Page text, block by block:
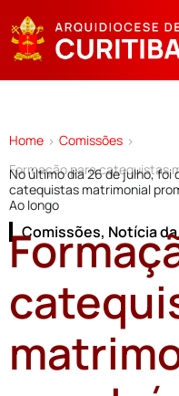
Home > Comissões >
Formação para catequistas
No último dia 26 de julho,
catequistas matrimonial
Ao longo
Comissões, Notícia